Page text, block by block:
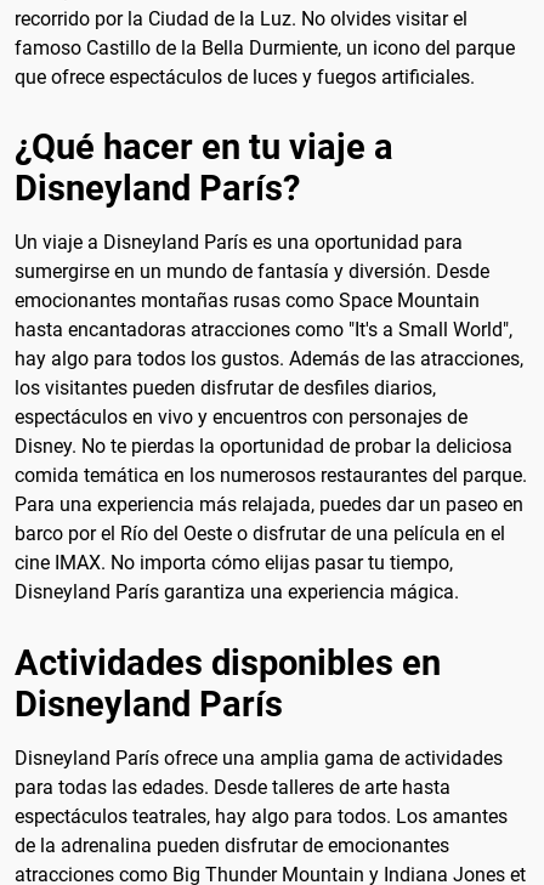
recorrido por la Ciudad de la Luz. No olvides visitar el
famoso Castillo de la Bella Durmiente, un icono del parque
que ofrece espectáculos de luces y fuegos artificiales.
¿Qué hacer en tu viaje a
Disneyland París?
Un viaje a Disneyland París es una oportunidad para
sumergirse en un mundo de fantasía y diversión. Desde
emocionantes montañas rusas como Space Mountain
hasta encantadoras atracciones como "It's a Small World",
hay algo para todos los gustos. Además de las atracciones,
los visitantes pueden disfrutar de desfiles diarios,
espectáculos en vivo y encuentros con personajes de
Disney. No te pierdas la oportunidad de probar la deliciosa
comida temática en los numerosos restaurantes del parque.
Para una experiencia más relajada, puedes dar un paseo en
barco por el Río del Oeste o disfrutar de una película en el
cine IMAX. No importa cómo elijas pasar tu tiempo,
Disneyland París garantiza una experiencia mágica.
Actividades disponibles en
Disneyland París
Disneyland París ofrece una amplia gama de actividades
para todas las edades. Desde talleres de arte hasta
espectáculos teatrales, hay algo para todos. Los amantes
de la adrenalina pueden disfrutar de emocionantes
atracciones como Big Thunder Mountain y Indiana Jones et